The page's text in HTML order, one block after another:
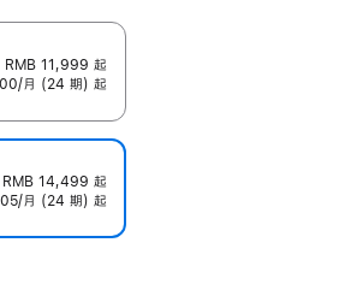
RMB 11,999 起
月 (24 期) 起
RMB 14,499 起
月 (24 期) 起